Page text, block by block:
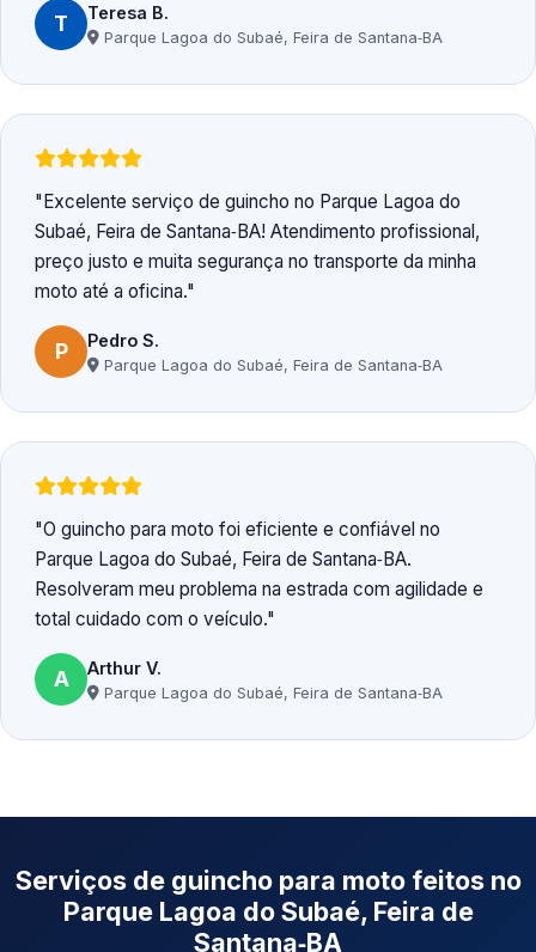
T Teresa B.
Parque Lagoa do Subaé, Feira de Santana‑BA
Excelente serviço de guincho no Parque Lagoa do
Subaé, Feira de Santana‑BA! Atendimento profissional,
preço justo e muita segurança no transporte da minha
moto até a oficina.
P Pedro S.
Parque Lagoa do Subaé, Feira de Santana‑BA
O guincho para moto foi eficiente e confiável no
Parque Lagoa do Subaé, Feira de Santana‑BA.
Resolveram meu problema na estrada com agilidade e
total cuidado com o veículo.
A Arthur V.
Parque Lagoa do Subaé, Feira de Santana‑BA
Serviços de guincho para moto feitos no
Parque Lagoa do Subaé, Feira de
Santana‑BA